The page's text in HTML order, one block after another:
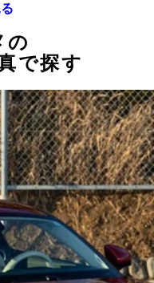
の
で探す